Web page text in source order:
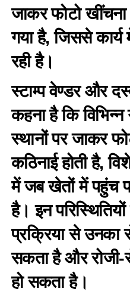
जाकर फोटो खींचना
गया है, जिससे
रही है।
स्टाम्प वेण्डर और
कहना है कि विभिन्न
स्थानों पर जाकर
कठिनाई होती है,
में जब खेतों में पहुंच
है। इन
प्रक्रिया से उनका
सकता है और रोजी-
हो सकता है।